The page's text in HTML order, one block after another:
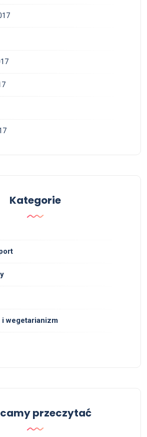
Kategorie
i wegetarianizm
przeczytać